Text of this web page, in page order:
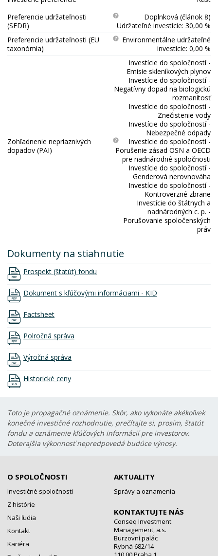
Preferencie udržateľnosti
(SFDR)
Doplnková (článok 8)
Udržateľné investície: 30,00 %
Preferencie udržateľnosti (EU
taxonómia)
Environmentálne udržateľné
investície: 0,00 %
Zohľadnenie nepriaznivých
dopadov (PAI)
Investície do spoločností -
Emisie skleníkových plynov
Investície do spoločností -
Negatívny dopad na biologickú
rozmanitosť
Investície do spoločností -
Znečistenie vody
Investície do spoločností -
Nebezpečné odpady
Investície do spoločností -
Porušenie zásad OSN a OECD
pre nadnárodné spoločnosti
Investície do spoločností -
Genderová nerovnováha
Investície do spoločností -
Kontroverzné zbrane
Investície do štátnych a
nadnárodných c. p. -
Porušovanie spoločenských
práv
Dokumenty na stiahnutie
Prospekt (štatút) fondu
Dokument s kľúčovými informáciami - KID
Factsheet
Polročná správa
Výročná správa
Historické ceny
Toto je propagačné oznámenie. Skôr, ako vykonáte akékoľvek
konečné investičné rozhodnutie, prečítajte si, prosím, štatút
fondu a oznámenie kľúčových informácií pre investorov.
Doterajšia výkonnosť nepredpovedá budúce výnosy.
O SPOLOČNOSTI
Investičné spoločnosti
Z histórie
Naši ľudia
Kontakt
Kariéra
AKTUALITY
Správy a oznamenia
KONTAKTUJTE NÁS
Conseq Investment
Management, a.s.
Burzovní palác
Rybná 682/14